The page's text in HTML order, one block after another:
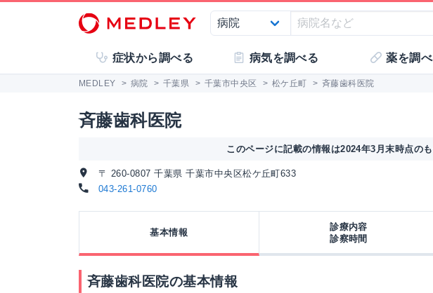
症状から調べる 病気を調べる 薬を調
MEDLEY > 病院 > 千葉県 > 千葉市中央区 > 松ケ丘町 > 斉藤歯科医院
斉藤歯科医院
このページに記載の情報は2024年3月末時点のも
〒 260-0807 千葉県 千葉市中央区松ケ丘町633
043-261-0760
基本情報
診療内容
診察時間
斉藤歯科医院の基本情報